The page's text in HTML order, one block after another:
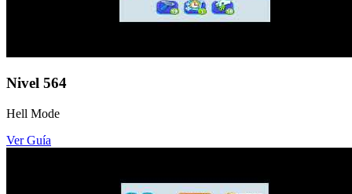
Nivel 564
Hell Mode
Ver Guía